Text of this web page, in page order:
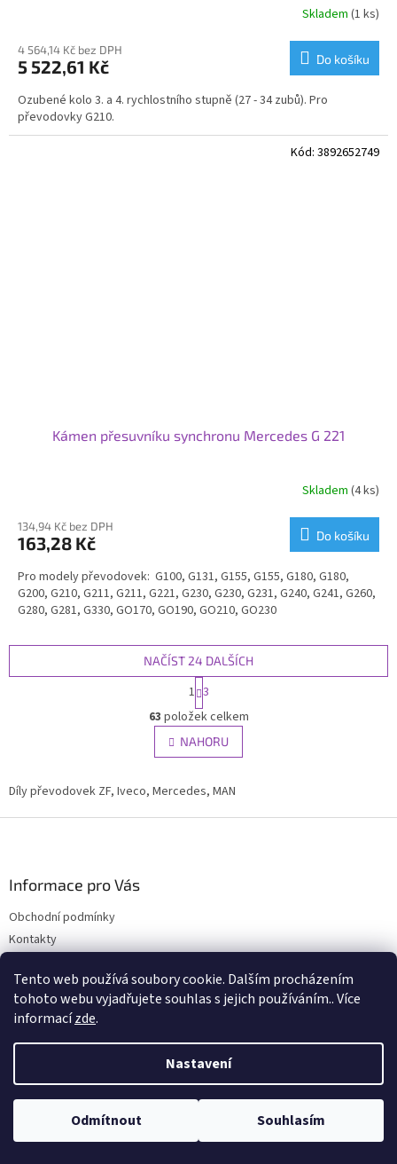
Tento web používá soubory cookie. Dalším procházením
tohoto webu vyjadřujete souhlas s jejich používáním.. Více
informacízde.
Nastavení
Odmítnout Souhlasím
Skladem (1 ks)
4 564,14 Kč bez DPH
5 522,61 Kč Do košíku
Ozubené kolo 3. a 4. rychlostního stupně (27 - 34 zubů). Pro
převodovky G210.
Kámen přesuvníku synchronu Mercedes G 221
Skladem (4 ks)
134,94 Kč bez DPH
163,28 Kč Do košíku
Pro modely převodovek: G100, G131, G155, G155, G180, G180,
G200, G210, G211, G211, G221, G230, G230, G231, G240, G241, G260,
G280, G281, G330, GO170, GO190, GO210, GO230
Kód: 3892652749
O
v
l
á
a
ý
i
s
NAČÍST 24 DALŠÍCH
S
t
r
á
n
k
v
n
1 3
63 položek celkem
NAHORU
Díly převodovek ZF, Iveco, Mercedes, MAN
Informace pro Vás
Obchodní podmínky
Kontakty
Poučení o právu na odstoupení od smlouvy
Novinky